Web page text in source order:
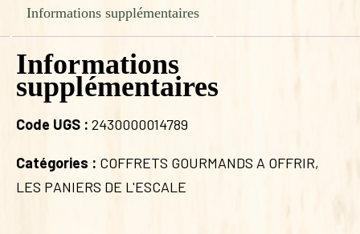
GourmandInformations supplémentaires
Informations
supplémentaires
Code UGS : 2430000014789
Catégories : COFFRETS GOURMANDS A OFFRIR,
LES PANIERS DE L'ESCALE